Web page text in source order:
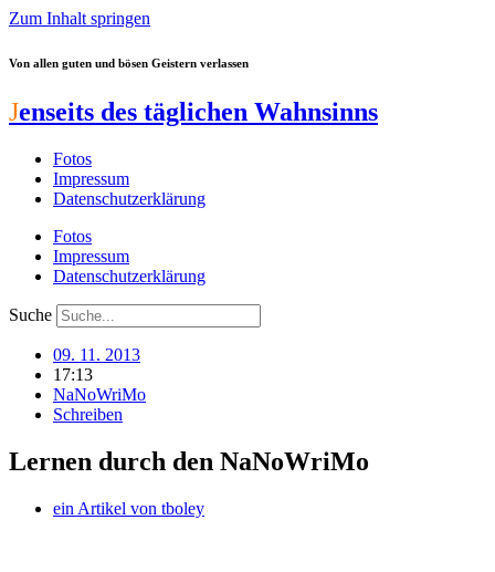
Zum Inhalt springen
Von allen guten und bösen Geistern verlassen
Jenseits des täglichen Wahnsinns
Fotos
Impressum
Datenschutzerklärung
Fotos
Impressum
Datenschutzerklärung
Suche
09. 11. 2013
17:13
NaNoWriMo
Schreiben
Lernen durch den NaNoWriMo
ein Artikel von tboley